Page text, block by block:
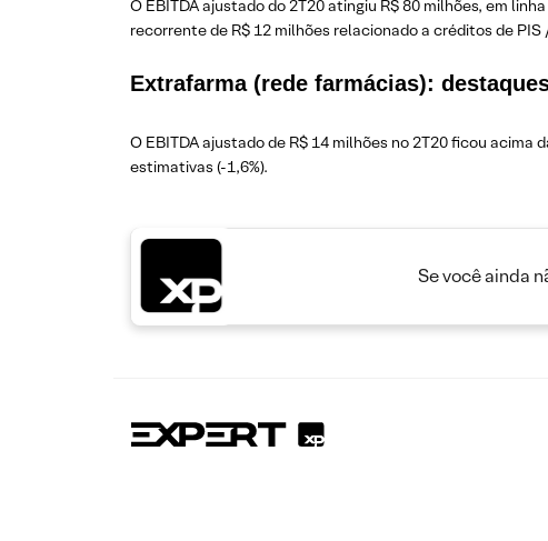
O EBITDA ajustado do 2T20 atingiu R$ 80 milhões, em
recorrente de R$ 12 milhões relacionado a créditos de PIS
Extrafarma (rede farmácias):
O EBITDA ajustado de R$ 14 milhões no 2T20 ficou
estimativas (-1,6%).
Se você ainda